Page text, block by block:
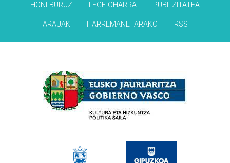
HONI BURUZ LEGE OHARRA PUBLIZITATEA
ARAUAK HARREMANETARAKO RSS